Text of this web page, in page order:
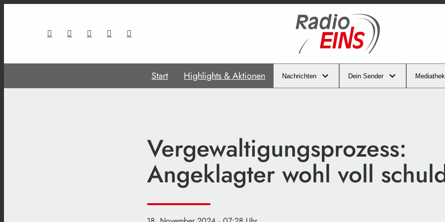
Start Highlights & Aktionen Nachrichten Dein Sender Mediathek
Vergewaltigungsprozess:
Angeklagter wohl voll